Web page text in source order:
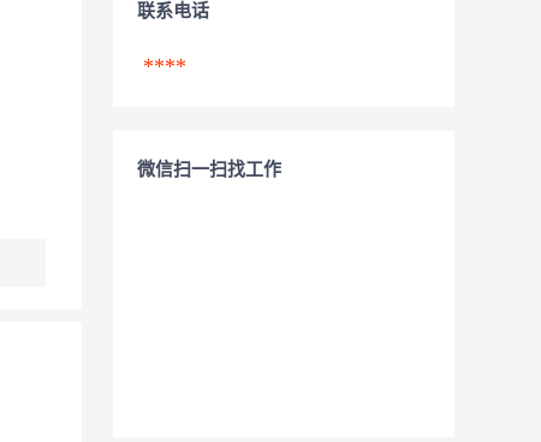
联系电话
****
微信扫一扫找工作